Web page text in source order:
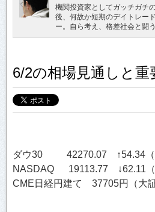
機関投資家としてガッチガチ
後、何故か短期のデイトレー
ー。自ら考え、格差社会と闘
6/2の相場見通しと重
ダウ30 42270.07 ↑54.34（
NASDAQ 19113.77 ↓62.11（-
CME日経円建て 37705円（大